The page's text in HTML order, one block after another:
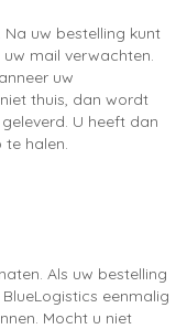
uw bestelling kunt
mail verwachten.
uw
thuis, dan wordt
U heeft dan
halen.
Als uw bestelling
eenmalig
Mocht u niet